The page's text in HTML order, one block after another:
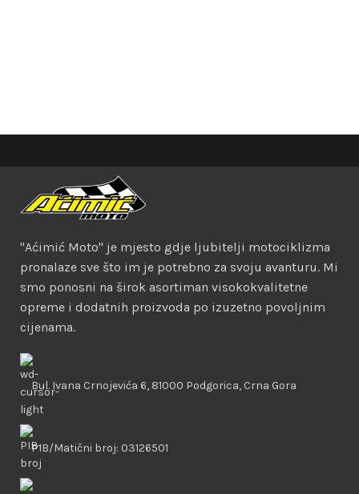
"Aćimić Moto" je mjesto gdje ljubitelji motociklizma
pronalaze sve što im je potrebno za svoju avanturu. Mi
smo ponosni na širok asortiman visokokvalitetne
opreme i dodatnih proizvoda po izuzetno povoljnim
cijenama.
Bul. Ivana Crnojevića 6, 81000 Podgorica, Crna Gora
PIB/Matični broj: 03126501